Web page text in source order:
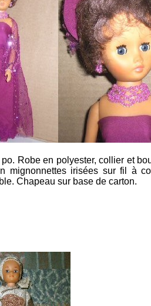
Robe en polyester, collier et
mignonnettes irisées sur fil à
Chapeau sur base de carton.